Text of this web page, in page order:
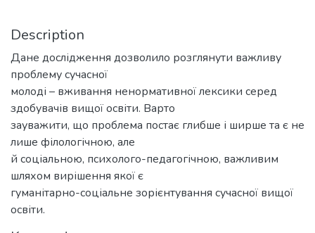
Description
Дане дослідження дозволило розглянути важливу
проблему сучасної
молоді – вживання ненормативної лексики серед
здобувачів вищої освіти. Варто
зауважити, що проблема постає глибше і ширше та є не
лише філологічною, але
й соціальною, психолого-педагогічною, важливим
шляхом вирішення якої є
гуманітарно-соціальне зорієнтування сучасної вищої
освіти.